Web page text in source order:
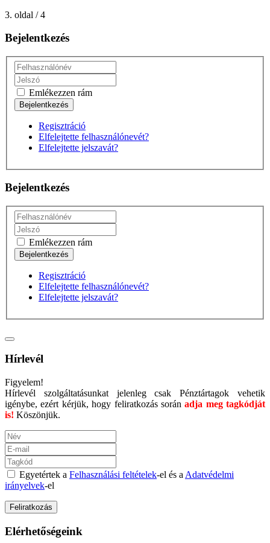
3. oldal / 4
Bejelentkezés
Emlékezzen rám
Regisztráció
Elfelejtette felhasználónevét?
Elfelejtette jelszavát?
Bejelentkezés
Emlékezzen rám
Regisztráció
Elfelejtette felhasználónevét?
Elfelejtette jelszavát?
Hírlevél
Figyelem!
Hírlevél szolgáltatásunkat jelenleg csak Pénztártagok vehetik
igénybe, ezért kérjük, hogy feliratkozás során adja meg tagkódját
is! Köszönjük.
Egyetértek a Felhasználási feltételek-el és a Adatvédelmi
irányelvek-el
Elérhetőségeink